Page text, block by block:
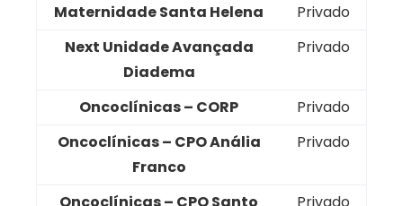
Maternidade Santa Helena
Privado
Next Unidade Avançada
Diadema
Privado
Oncoclínicas – CORP
Privado
Oncoclínicas – CPO Anália
Franco
Privado
Oncoclínicas – CPO Santo Privado